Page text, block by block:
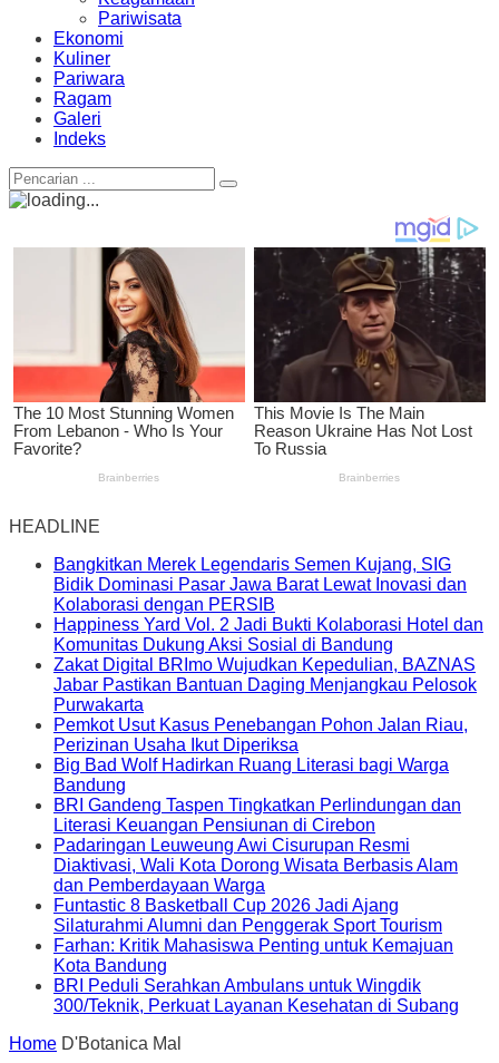
Pariwisata
Ekonomi
Kuliner
Pariwara
Ragam
Galeri
Indeks
HEADLINE
Bangkitkan Merek Legendaris Semen Kujang, SIG
Bidik Dominasi Pasar Jawa Barat Lewat Inovasi dan
Kolaborasi dengan PERSIB
Happiness Yard Vol. 2 Jadi Bukti Kolaborasi Hotel dan
Komunitas Dukung Aksi Sosial di Bandung
Zakat Digital BRImo Wujudkan Kepedulian, BAZNAS
Jabar Pastikan Bantuan Daging Menjangkau Pelosok
Purwakarta
Pemkot Usut Kasus Penebangan Pohon Jalan Riau,
Perizinan Usaha Ikut Diperiksa
Big Bad Wolf Hadirkan Ruang Literasi bagi Warga
Bandung
BRI Gandeng Taspen Tingkatkan Perlindungan dan
Literasi Keuangan Pensiunan di Cirebon
Padaringan Leuweung Awi Cisurupan Resmi
Diaktivasi, Wali Kota Dorong Wisata Berbasis Alam
dan Pemberdayaan Warga
Funtastic 8 Basketball Cup 2026 Jadi Ajang
Silaturahmi Alumni dan Penggerak Sport Tourism
Farhan: Kritik Mahasiswa Penting untuk Kemajuan
Kota Bandung
BRI Peduli Serahkan Ambulans untuk Wingdik
300/Teknik, Perkuat Layanan Kesehatan di Subang
Home D'Botanica Mal